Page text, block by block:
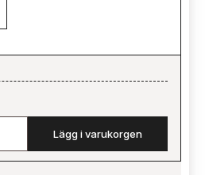
Lägg i varukorgen